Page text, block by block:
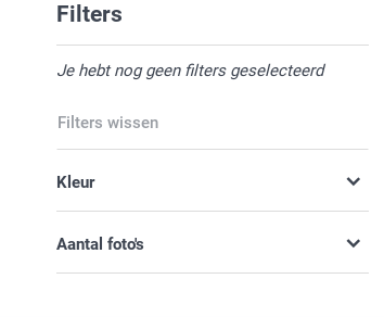
Filters
Je hebt nog geen filters geselecteerd
Filters wissen
Kleur
Aantal foto's